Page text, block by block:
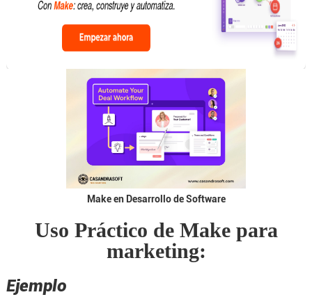
Make en Desarrollo de Software
Uso Práctico de Make para
marketing:
Ejemplo